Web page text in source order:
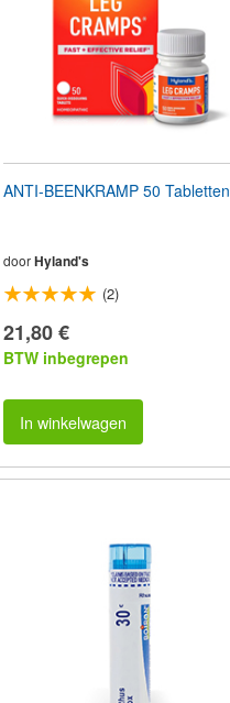
ANTI-BEENKRAMP 50 Tabletten
door Hyland's
(2)
21,80 €
BTW inbegrepen
In winkelwagen